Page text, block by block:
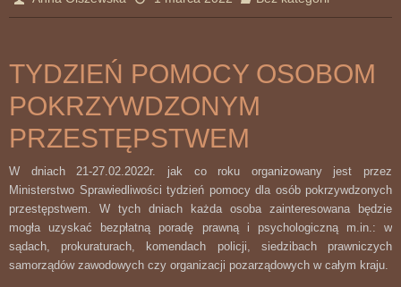
TYDZIEŃ POMOCY OSOBOM
POKRZYWDZONYM
PRZESTĘPSTWEM
W dniach 21-27.02.2022r. jak co roku organizowany jest przez
Ministerstwo Sprawiedliwości tydzień pomocy dla osób pokrzywdzonych
przestępstwem. W tych dniach każda osoba zainteresowana będzie
mogła uzyskać bezpłatną poradę prawną i psychologiczną m.in.: w
sądach, prokuraturach, komendach policji, siedzibach prawniczych
samorządów zawodowych czy organizacji pozarządowych w całym kraju.